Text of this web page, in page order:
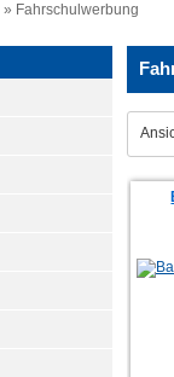
» Fahrschulwerbung